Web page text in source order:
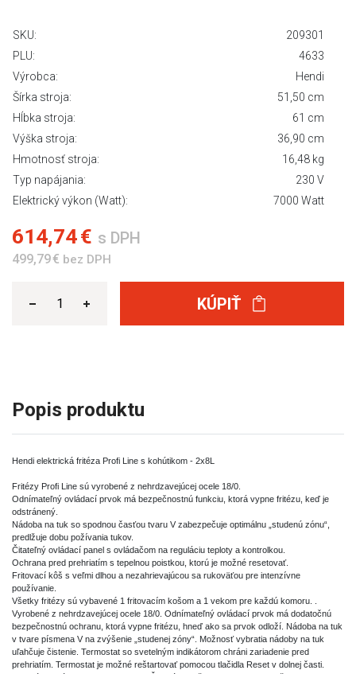
SKU:
209301
PLU:
4633
Výrobca:
Hendi
Šírka stroja:
51,50 cm
Hĺbka stroja:
61 cm
Výška stroja:
36,90 cm
Hmotnosť stroja:
16,48 kg
Typ napájania:
230 V
Elektrický výkon (Watt):
7000 Watt
614,74 € s DPH
499,79 € bez DPH
KÚPIŤ
Popis produktu
Hendi elektrická fritéza Profi Line s kohútikom - 2x8L
Fritézy Profi Line sú vyrobené z nehrdzavejúcej ocele 18/0.
Odnímateľný ovládací prvok má bezpečnostnú funkciu, ktorá vypne fritézu, keď je
odstránený.
Nádoba na tuk so spodnou časťou tvaru V zabezpečuje optimálnu „studenú zónu“,
predlžuje dobu požívania tukov.
Čitateľný ovládací panel s ovládačom na reguláciu teploty a kontrolkou.
Ochrana pred prehriatím s tepelnou poistkou, ktorú je možné resetovať.
Fritovací kôš s veľmi dlhou a nezahrievajúcou sa rukoväťou pre intenzívne
používanie.
Všetky fritézy sú vybavené 1 fritovacím košom a 1 vekom pre každú komoru. .
Vyrobené z nehrdzavejúcej ocele 18/0. Odnímateľný ovládací prvok má dodatočnú
bezpečnostnú ochranu, ktorá vypne fritézu, hneď ako sa prvok odloží. Nádoba na tuk
v tvare písmena V na zvýšenie „studenej zóny“. Možnosť vybratia nádoby na tuk
uľahčuje čistenie. Termostat so svetelným indikátorom chráni zariadenie pred
prehriatím. Termostat je možné reštartovať pomocou tlačidla Reset v dolnej časti.